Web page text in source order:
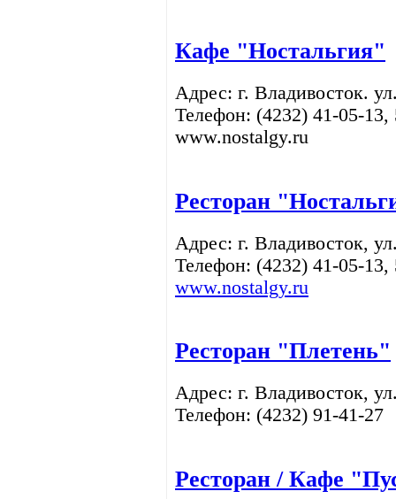
Кафе "Ностальгия"
Адрес: г. Владивосток.
Телефон: (4232) 41-05-13,
www.nostalgy.ru
Ресторан
Адрес: г. Владивосток,
Телефон: (4232) 41-05-13,
www.nostalgy.ru
Ресторан "Плетень"
Адрес: г. Владивосток,
Телефон: (4232) 91-41-27
Ресторан / Кафе